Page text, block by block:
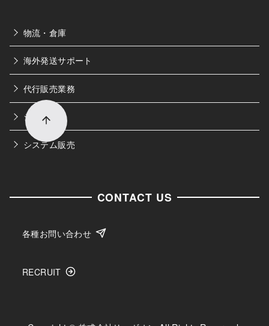
物流・倉庫
海外発送サポート
代行販売業務
シェアロジ
システム販売
CONTACT US
各種お問い合わせ
RECRUIT